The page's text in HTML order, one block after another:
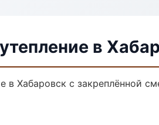
в
в Хабаровск с закреплённой